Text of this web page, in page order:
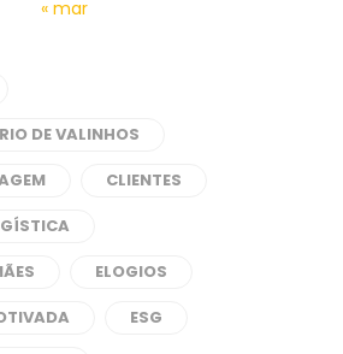
« mar
DE VALINHOS
CLIENTES
ELOGIOS
ESG